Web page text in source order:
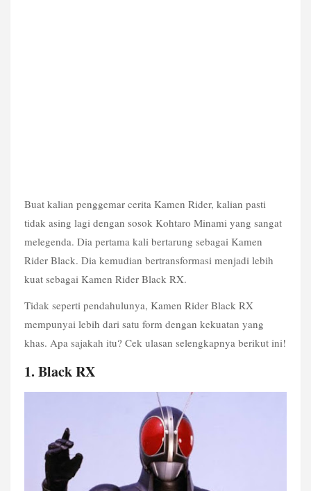
Buat kalian penggemar cerita Kamen Rider, kalian pasti
tidak asing lagi dengan sosok Kohtaro Minami yang sangat
melegenda. Dia pertama kali bertarung sebagai Kamen
Rider Black. Dia kemudian bertransformasi menjadi lebih
kuat sebagai Kamen Rider Black RX.
Tidak seperti pendahulunya, Kamen Rider Black RX
mempunyai lebih dari satu form dengan kekuatan yang
khas. Apa sajakah itu? Cek ulasan selengkapnya berikut ini!
1. Black RX